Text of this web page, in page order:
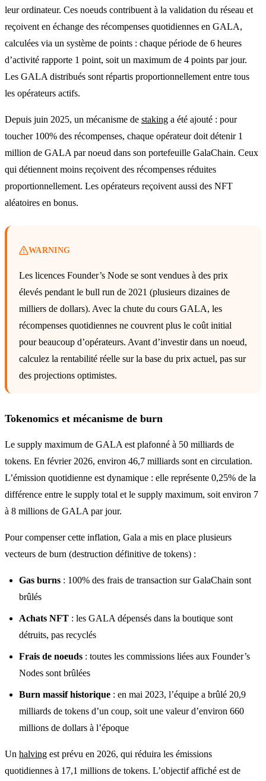
leur ordinateur. Ces noeuds contribuent à la validation du réseau et
reçoivent en échange des récompenses quotidiennes en GALA,
calculées via un système de points : chaque période de 6 heures
d’activité rapporte 1 point, soit un maximum de 4 points par jour.
Les GALA distribués sont répartis proportionnellement entre tous
les opérateurs actifs.
Depuis juin 2025, un mécanisme de staking a été ajouté : pour
toucher 100% des récompenses, chaque opérateur doit détenir 1
million de GALA par noeud dans son portefeuille GalaChain. Ceux
qui détiennent moins reçoivent des récompenses réduites
proportionnellement. Les opérateurs reçoivent aussi des NFT
aléatoires en bonus.
WARNING
Les licences Founder’s Node se sont vendues à des prix
élevés pendant le bull run de 2021 (plusieurs dizaines de
milliers de dollars). Avec la chute du cours GALA, les
récompenses quotidiennes ne couvrent plus le coût initial
pour beaucoup d’opérateurs. Avant d’investir dans un noeud,
calculez la rentabilité réelle sur la base du prix actuel, pas sur
des projections optimistes.
Tokenomics et mécanisme de burn
Le supply maximum de GALA est plafonné à 50 milliards de
tokens. En février 2026, environ 46,7 milliards sont en circulation.
L’émission quotidienne est dynamique : elle représente 0,25% de la
différence entre le supply total et le supply maximum, soit environ 7
à 8 millions de GALA par jour.
Pour compenser cette inflation, Gala a mis en place plusieurs
vecteurs de burn (destruction définitive de tokens) :
Gas burns : 100% des frais de transaction sur GalaChain sont
brûlés
Achats NFT : les GALA dépensés dans la boutique sont
détruits, pas recyclés
Frais de noeuds : toutes les commissions liées aux Founder’s
Nodes sont brûlées
Burn massif historique : en mai 2023, l’équipe a brûlé 20,9
milliards de tokens d’un coup, soit une valeur d’environ 660
millions de dollars à l’époque
Un halving est prévu en 2026, qui réduira les émissions
quotidiennes à 17,1 millions de tokens. L’objectif affiché est de